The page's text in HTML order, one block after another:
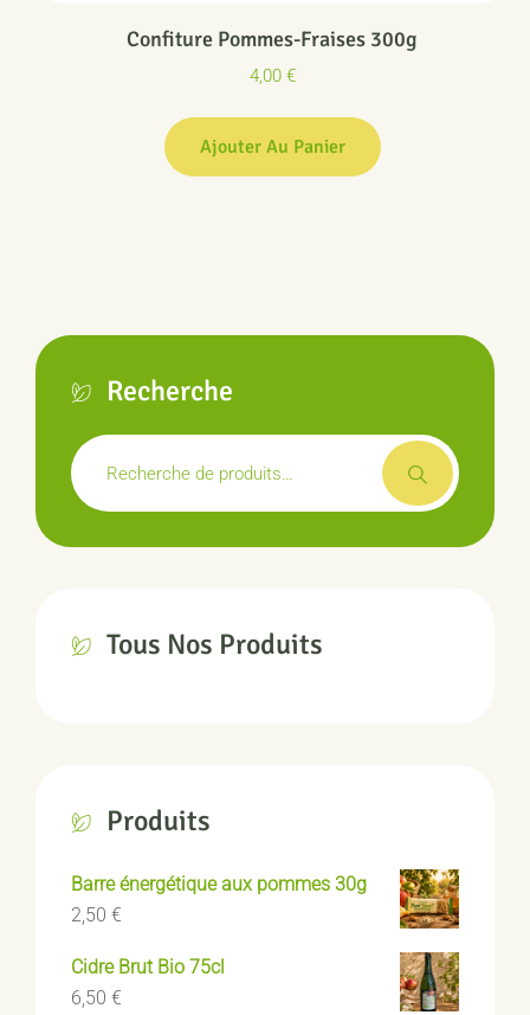
Confiture Pommes-Fraises 300g
4,00 €
Ajouter Au Panier
Recherche
Recherche
pour :
Tous Nos Produits
Produits
Barre énergétique aux pommes 30g
2,50 €
Cidre Brut Bio 75cl
6,50 €